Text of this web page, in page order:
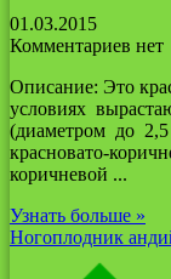
01.03.2015
Комментариев нет
Описание: Это
условиях
(диаметром до 2,5
красновато-
коричневой ...
Узнать больше »
Ногоплодник